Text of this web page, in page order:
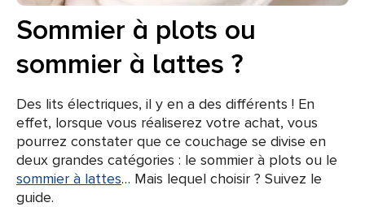
Sommier à plots ou
sommier à lattes ?
Des lits électriques, il y en a des différents ! En
effet, lorsque vous réaliserez votre achat, vous
pourrez constater que ce couchage se divise en
deux grandes catégories : le sommier à plots ou le
sommier à lattes… Mais lequel choisir ? Suivez le
guide.